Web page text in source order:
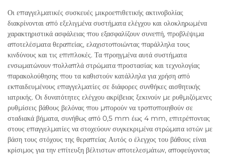
Οι επαγγελματικές συσκευές μικροεπιθετικής ακτινοβολίας
διακρίνονται από εξελιγμένα συστήματα ελέγχου και ολοκληρωμένα
χαρακτηριστικά ασφάλειας που εξασφαλίζουν συνεπή, προβλέψιμα
αποτελέσματα θεραπείας, ελαχιστοποιώντας παράλληλα τους
κινδύνους και τις επιπλοκές. Τα προηγμένα αυτά συστήματα
ενσωματώνουν πολλαπλά στρώματα προστασίας και τεχνολογίας
παρακολούθησης που τα καθιστούν κατάλληλα για χρήση από
εκπαιδευμένους επαγγελματίες σε διάφορες συνθήκες αισθητικής
ιατρικής. Οι δυνατότητες ελέγχου ακρίβειας ξεκινούν με ρυθμιζόμενες
ρυθμίσεις βάθους βελόνας που μπορούν να τροποποιηθούν σε
σταδιακά βήματα, συνήθως από 0,5 mm έως 4 mm, επιτρέποντας
στους επαγγελματίες να στοχεύουν συγκεκριμένα στρώματα ιστών με
βάση τους στόχους της θεραπείας Αυτός ο έλεγχος του βάθους είναι
κρίσιμος για την επίτευξη βέλτιστων αποτελεσμάτων, αποφεύγοντας